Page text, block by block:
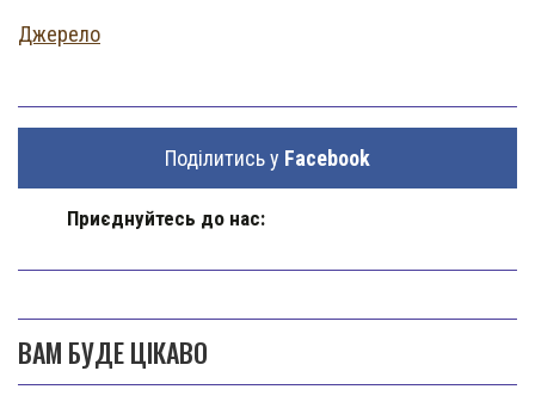
Джерело
Поділитись у Facebook
Приєднуйтесь до нас:
ВАМ БУДЕ ЦІКАВО